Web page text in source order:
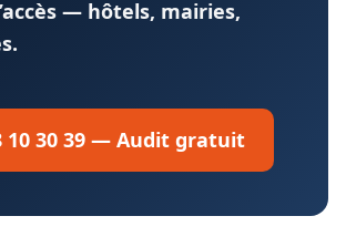
— hôtels, mairies,
10 30 39 — Audit gratuit